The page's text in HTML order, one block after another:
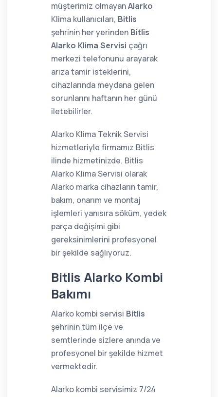
müşterimiz olmayanAlarko
Klima kullanıcıları, Bitlis
şehrinin her yerinden Bitlis
Alarko Klima Servisi çağrı
merkezi telefonunu arayarak
arıza tamir isteklerini,
cihazlarında meydana gelen
sorunlarını haftanın her günü
iletebilirler.
Alarko Klima Teknik Servisi
hizmetleriyle firmamız Bitlis
ilinde hizmetinizde. Bitlis
Alarko Klima Servisi olarak
Alarko marka cihazların tamir,
bakım, onarım ve montaj
işlemleri yanısıra söküm, yedek
parça değişimi gibi
gereksinimlerini profesyonel
bir şekilde sağlıyoruz.
Bitlis Alarko Kombi
Bakımı
Alarko kombi servisi Bitlis
şehrinin tüm ilçe ve
semtlerinde sizlere anında ve
profesyonel bir şekilde hizmet
vermektedir.
Alarko kombi servisimiz 7/24